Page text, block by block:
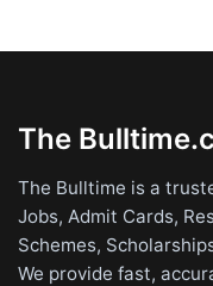
The
The Bulltime is a
Jobs, Admit Cards,
Schemes,
We provide fast,